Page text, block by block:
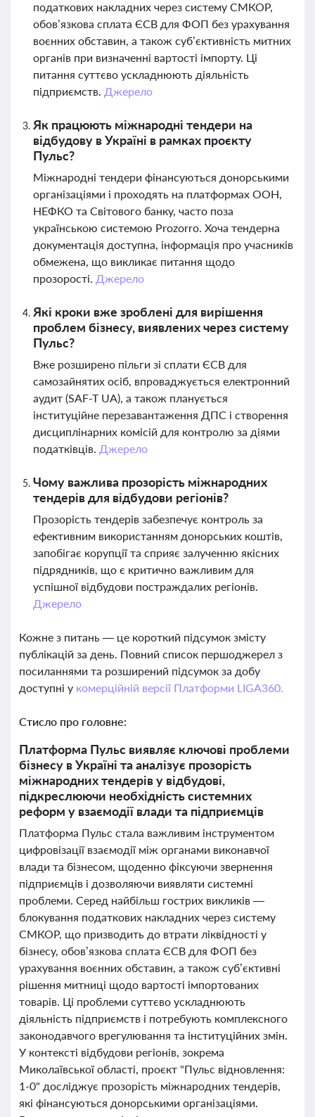
податкових накладних через систему СМКОР,
обов’язкова сплата ЄСВ для ФОП без урахування
воєнних обставин, а також суб’єктивність митних
органів при визначенні вартості імпорту. Ці
питання суттєво ускладнюють діяльність
підприємств. Джерело
Як працюють міжнародні тендери на
відбудову в Україні в рамках проєкту
Пульс?
Міжнародні тендери фінансуються донорськими
організаціями і проходять на платформах ООН,
НЕФКО та Світового банку, часто поза
українською системою Prozorro. Хоча тендерна
документація доступна, інформація про учасників
обмежена, що викликає питання щодо
прозорості. Джерело
Які кроки вже зроблені для вирішення
проблем бізнесу, виявлених через систему
Пульс?
Вже розширено пільги зі сплати ЄСВ для
самозайнятих осіб, впроваджується електронний
аудит (SAF-T UA), а також планується
інституційне перезавантаження ДПС і створення
дисциплінарних комісій для контролю за діями
податківців. Джерело
Чому важлива прозорість міжнародних
тендерів для відбудови регіонів?
Прозорість тендерів забезпечує контроль за
ефективним використанням донорських коштів,
запобігає корупції та сприяє залученню якісних
підрядників, що є критично важливим для
успішної відбудови постраждалих регіонів.
Джерело
Кожне з питань — це короткий підсумок змісту
публікацій за день. Повний список першоджерел з
посиланнями та розширений підсумок за добу
доступні у комерційній версії Платформи LIGA360.
Стисло про головне:
Платформа Пульс виявляє ключові проблеми
бізнесу в Україні та аналізує прозорість
міжнародних тендерів у відбудові,
підкреслюючи необхідність системних
реформ у взаємодії влади та підприємців
Платформа Пульс стала важливим інструментом
цифровізації взаємодії між органами виконавчої
влади та бізнесом, щоденно фіксуючи звернення
підприємців і дозволяючи виявляти системні
проблеми. Серед найбільш гострих викликів —
блокування податкових накладних через систему
СМКОР, що призводить до втрати ліквідності у
бізнесу, обов’язкова сплата ЄСВ для ФОП без
урахування воєнних обставин, а також суб’єктивні
рішення митниці щодо вартості імпортованих
товарів. Ці проблеми суттєво ускладнюють
діяльність підприємств і потребують комплексного
законодавчого врегулювання та інституційних змін.
У контексті відбудови регіонів, зокрема
Миколаївської області, проєкт "Пульс відновлення:
1-0" досліджує прозорість міжнародних тендерів,
які фінансуються донорськими організаціями.